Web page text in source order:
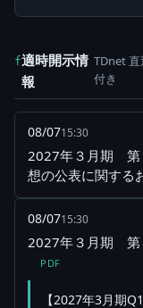
f適時開示情
報
TDnet
付き
08/0715:30
2027年３月期 第
想の公表に関する
08/0715:30
2027年３月期 第
PDF
【2027年3月期